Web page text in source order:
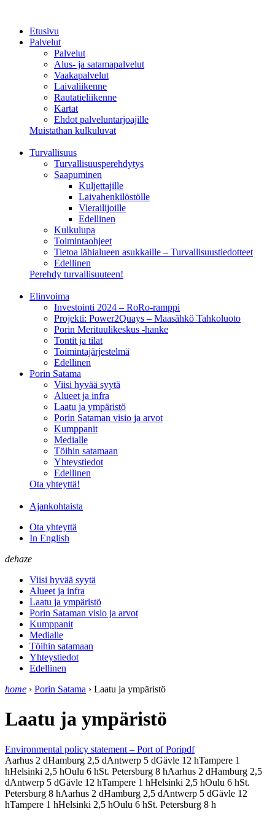
Etusivu
Palvelut
Palvelut
Alus- ja satamapalvelut
Vaakapalvelut
Laivaliikenne
Rautatieliikenne
Kartat
Ehdot palveluntarjoajille
Muistathan kulkuluvat
Turvallisuus
Turvallisuusperehdytys
Saapuminen
Kuljettajille
Laivahenkilöstölle
Vierailijoille
Edellinen
Kulkulupa
Toimintaohjeet
Tietoa lähialueen asukkaille – Turvallisuustiedotteet
Edellinen
Perehdy turvallisuuteen!
Elinvoima
Investointi 2024 – RoRo-ramppi
Projekti: Power2Quays – Maasähkö Tahkoluoto
Porin Merituulikeskus -hanke
Tontit ja tilat
Toimintajärjestelmä
Edellinen
Porin Satama
Viisi hyvää syytä
Alueet ja infra
Laatu ja ympäristö
Porin Sataman visio ja arvot
Kumppanit
Medialle
Töihin satamaan
Yhteystiedot
Edellinen
Ota yhteyttä!
Ajankohtaista
Ota yhteyttä
In English
dehaze
Viisi hyvää syytä
Alueet ja infra
Laatu ja ympäristö
Porin Sataman visio ja arvot
Kumppanit
Medialle
Töihin satamaan
Yhteystiedot
Edellinen
home › Porin Satama › Laatu ja ympäristö
Laatu ja ympäristö
Environmental policy statement – Port of Poripdf
Aarhus 2 dHamburg 2,5 dAntwerp 5 dGävle 12 hTampere 1
hHelsinki 2,5 hOulu 6 hSt. Petersburg 8 hAarhus 2 dHamburg 2,5
dAntwerp 5 dGävle 12 hTampere 1 hHelsinki 2,5 hOulu 6 hSt.
Petersburg 8 hAarhus 2 dHamburg 2,5 dAntwerp 5 dGävle 12
hTampere 1 hHelsinki 2,5 hOulu 6 hSt. Petersburg 8 h